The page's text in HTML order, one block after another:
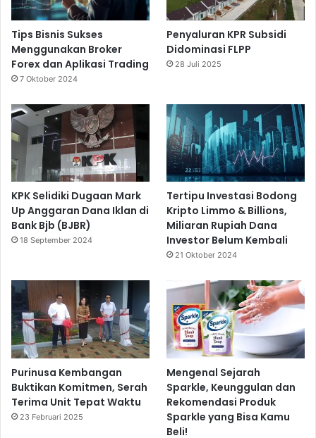
r
k
u
a
t
K
n
e
k
i
B
i
s
n
i
Tips Bisnis Sukses
Menggunakan Broker
Forex dan Aplikasi Trading
7 Oktober 2024
Penyaluran KPR Subsidi
Didominasi FLPP
28 Juli 2025
KPK Selidiki Dugaan Mark
Up Anggaran Dana Iklan di
Bank Bjb (BJBR)
18 September 2024
Tertipu Investasi Bodong
Kripto Limmo & Billions,
Miliaran Rupiah Dana
Investor Belum Kembali
21 Oktober 2024
Purinusa Kembangan
Buktikan Komitmen, Serah
Terima Unit Tepat Waktu
23 Februari 2025
Mengenal Sejarah
Sparkle, Keunggulan dan
Rekomendasi Produk
Sparkle yang Bisa Kamu
Beli!